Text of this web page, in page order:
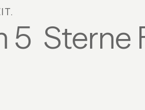
5 Sterne